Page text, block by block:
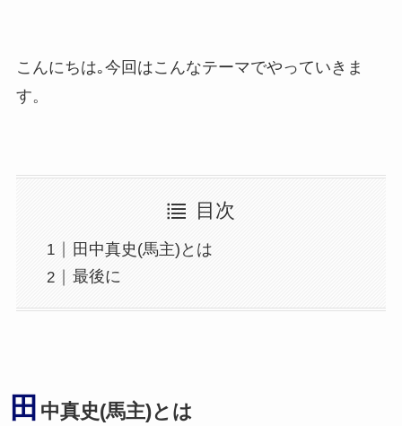
こんにちは｡今回はこんなテーマでやっていきま
す。
目次
田中真史(馬主)とは
最後に
田 中真史(馬主)とは